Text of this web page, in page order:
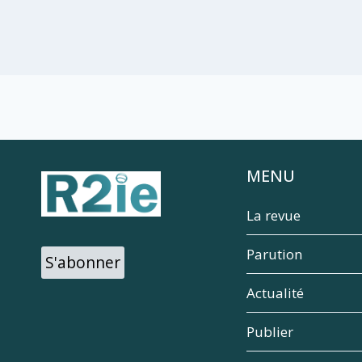
S'abonner
MENU
La revue
Parution
Actualité
Publier